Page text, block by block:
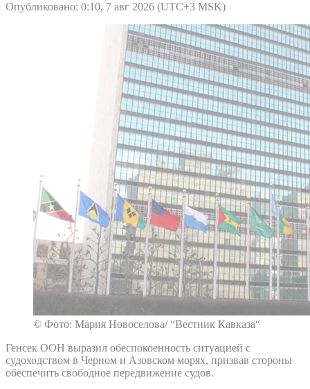
Опубликовано: 0:10, 7 авг 2026 (UTC+3 MSK)
© Фото: Мария Новоселова/ “Вестник Кавказа“
Генсек ООН выразил обеспокоенность ситуацией с
судоходством в Черном и Азовском морях, призвав стороны
обеспечить свободное передвижение судов.